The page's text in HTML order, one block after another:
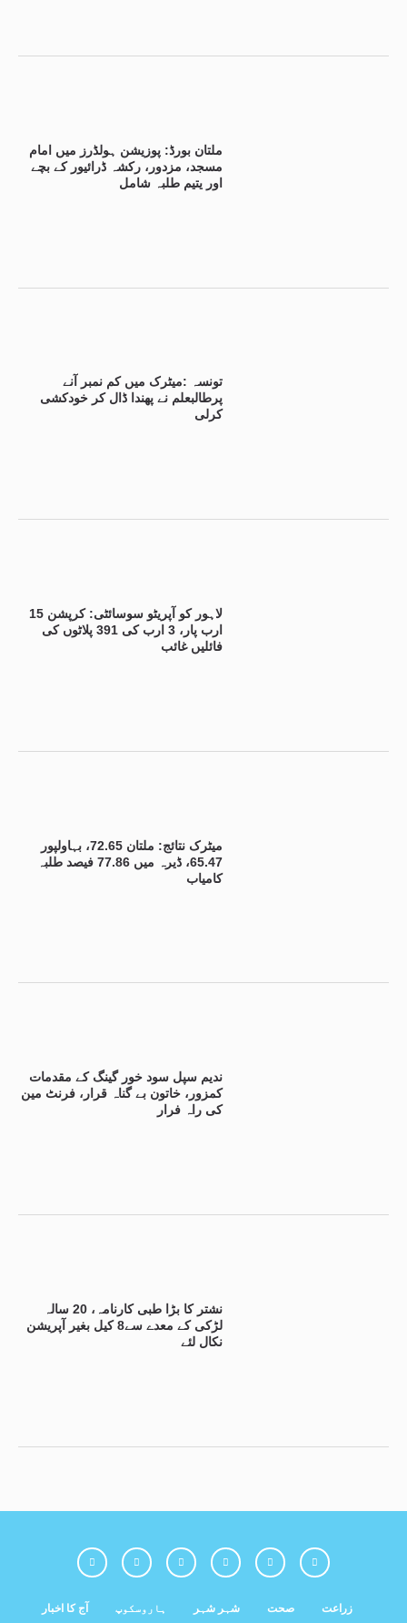
ملتان بورڈ: پوزیشن ہولڈرز میں امام
مسجد، مزدور، رکشہ ڈرائیور کے بچے
اور یتیم طلبہ شامل
تونسہ :میٹرک میں کم نمبر آنے
پرطالبعلم نے پھندا ڈال کر خودکشی
کرلی
لاہور کو آپریٹو سوسائٹی: کرپشن 15
ارب پار، 3 ارب کی 391 پلاٹوں کی
فائلیں غائب
میٹرک نتائج: ملتان 72.65، بہاولپور
65.47، ڈیرہ میں 77.86 فیصد طلبہ
کامیاب
ندیم سپل سود خور گینگ کے مقدمات
کمزور، خاتون بے گناہ قرار، فرنٹ مین
کی راہ فرار
نشتر کا بڑا طبی کارنامہ، 20 سالہ
لڑکی کے معدے سے8 کیل بغیر آپریشن
نکال لئے
آج کا اخبار ہاروسکوپ شہر شہر صحت زراعت